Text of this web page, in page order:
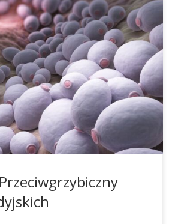
przez mikroskopijne grzyby.
się lokalnie, na przykład w postaci
zwłaszcza w przypadku osłabionego
grzybica może również stać się
i przybrać zagrażający życiu przebieg.
szkolnej odbywa się za
które zabijają […]